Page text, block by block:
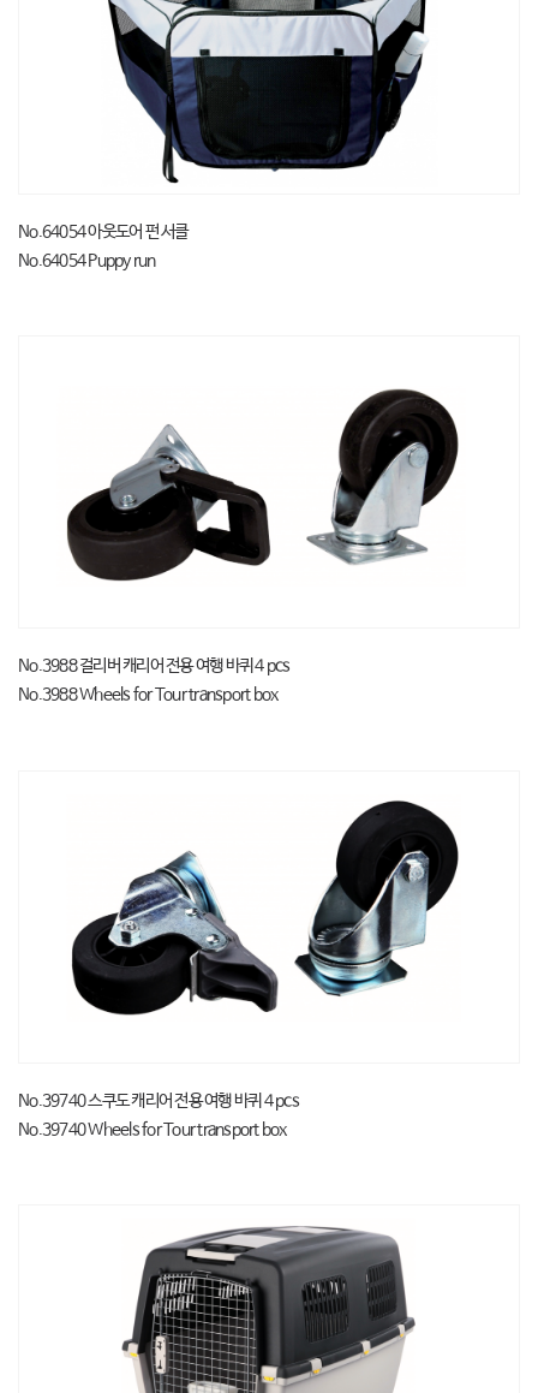
No.64054 아웃도어 펀 서클
No.64054 Puppy run
No.3988 걸리버 캐리어 전용 여행 바퀴 4 pcs
No.3988 Wheels for Tour transport box
No.39740 스쿠도 캐리어 전용 여행 바퀴 4 pcs
No.39740 Wheels for Tour transport box